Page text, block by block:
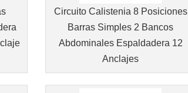
Circuito Calistenia 8 Posiciones
Barras Simples 2 Bancos
Abdominales Espaldadera 12
Anclajes